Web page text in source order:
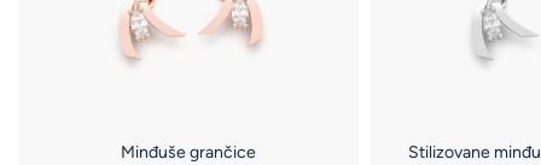
Minđuše grančice Stilizovane